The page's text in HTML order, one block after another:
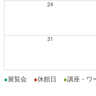
24
31
●展覧会 ●休館日 ●講座・ワ